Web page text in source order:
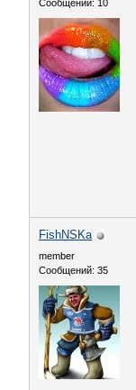
Сообщений: 10
FishNSKa
member
Сообщений: 35